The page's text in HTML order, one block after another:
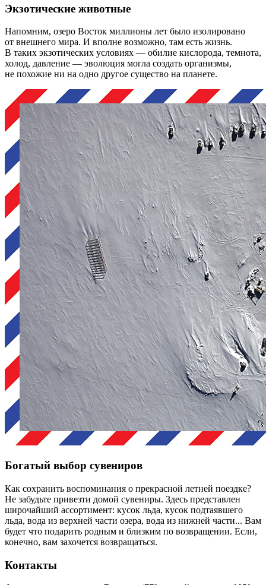
Экзотические животные
Напомним, озеро Восток миллионы лет было изолировано
от внешнего мира. И вполне возможно, там есть жизнь.
В таких экзотических условиях — обилие кислорода, темнота,
холод, давление — эволюция могла создать организмы,
не похожие ни на одно другое существо на планете.
Богатый выбор сувениров
Как сохранить воспоминания о прекрасной летней поездке?
Не забудьте привезти домой сувениры. Здесь представлен
широчайший ассортимент: кусок льда, кусок подтаявшего
льда, вода из верхней части озера, вода из нижней части... Вам
будет что подарить родным и близким по возвращении. Если,
конечно, вам захочется возвращаться.
Контакты